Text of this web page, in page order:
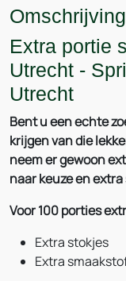
Omschrijving
Extra portie
Utrecht -
Utrecht
Bent u een echte
krijgen van die
neem er gewoon
naar keuze en
Voor 100 porties
Extra stokjes
Extra